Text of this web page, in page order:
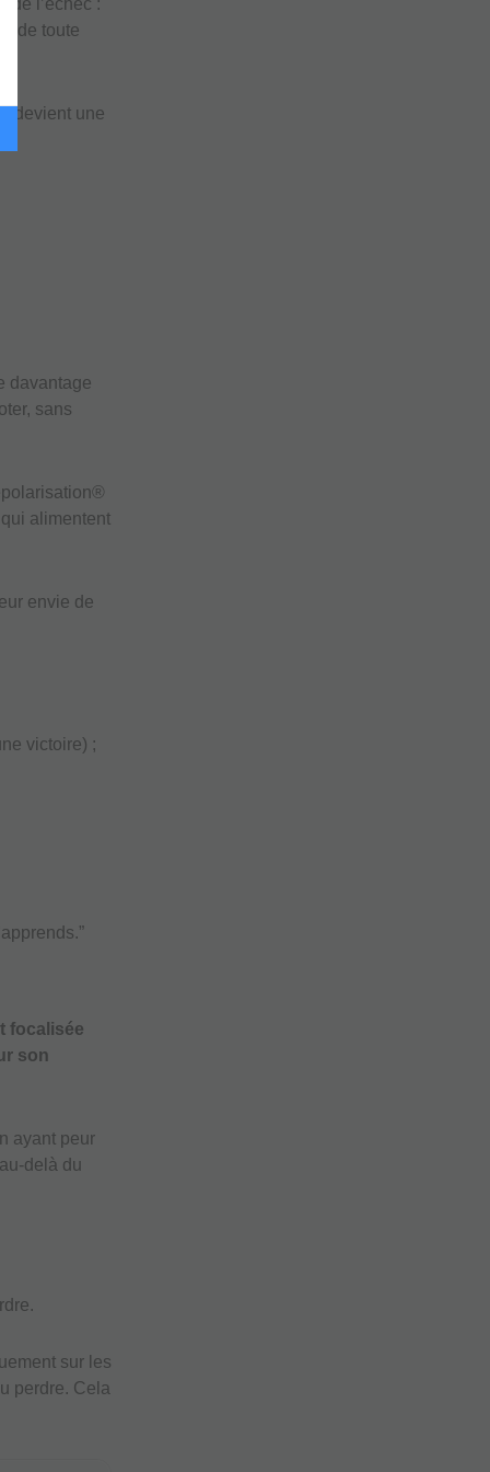
de l’échec :
de toute
devient une
davantage
sans
alimentent
envie de
victoire) ;
focalisée
son
ayant peur
delà du
sur les
perdre. Cela